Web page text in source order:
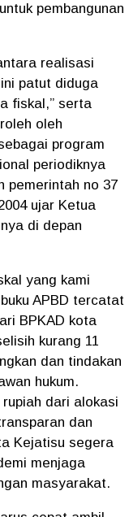
pembangunan
realisasi
patut diduga
fiskal,” serta
oleh
program
periodiknya
pemerintah no 37
ujar Ketua
di depan
yang kami
APBD tercatat
BPKAD kota
kurang 11
dan tindakan
hukum.
dari alokasi
dan
Kejatisu segera
menjaga
masyarakat.